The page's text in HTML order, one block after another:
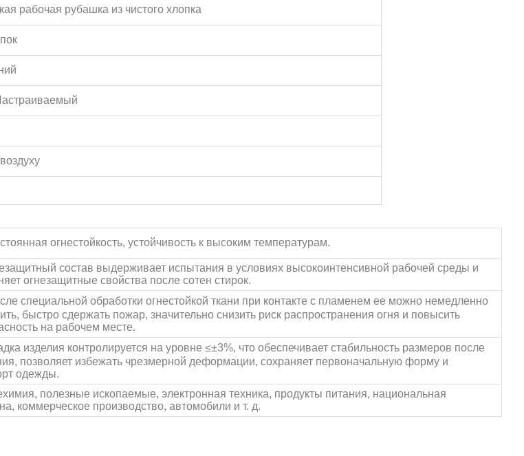
рабочая рубашка из чистого хлопка
огнестойкость, устойчивость к высоким температурам.
состав выдерживает испытания в условиях высокоинтенсивной рабочей среды и
огнезащитные свойства после сотен стирок.
специальной обработки огнестойкой ткани при контакте с пламенем ее можно немедленно
быстро сдержать пожар, значительно снизить риск распространения огня и повысить
на рабочем месте.
изделия контролируется на уровне ≤±3%, что обеспечивает стабильность размеров после
позволяет избежать чрезмерной деформации, сохраняет первоначальную форму и
одежды.
полезные ископаемые, электронная техника, продукты питания, национальная
коммерческое производство, автомобили и т. д.